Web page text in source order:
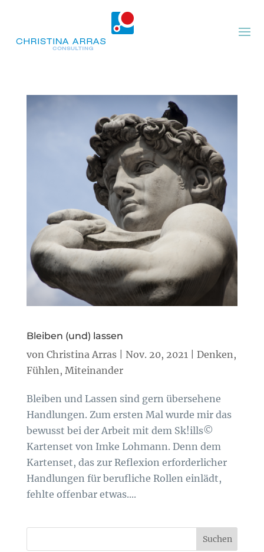
Bleiben (und) lassen
von Christina Arras| Nov. 20, 2021| Denken,
Fühlen, Miteinander
Bleiben und Lassen sind gern übersehene
Handlungen. Zum ersten Mal wurde mir das
bewusst bei der Arbeit mit dem Sk!ills©
Kartenset von Imke Lohmann. Denn dem
Kartenset, das zur Reflexion erforderlicher
Handlungen für berufliche Rollen einlädt,
fehlte offenbar etwas....